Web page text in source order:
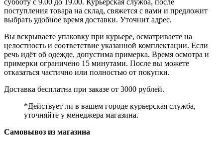
субботу с 9.00 до 19.00. Курьерская служба, после
поступления товара на склад, свяжется с вами и предложит
выбрать удобное время доставки. Уточнит адрес.
Вы вскрываете упаковку при курьере, осматриваете на
целостность и соответствие указанной комплектации. Если
речь идёт об одежде, допустима примерка. Время осмотра и
примерки ограничено 15 минутами. После вы можете
отказаться частично или полностью от покупки.
Доставка бесплатна при заказе от 3000 рублей.
*Действует ли в вашем городе курьерская служба,
уточняйте у менеджера магазина.
Самовывоз из магазина